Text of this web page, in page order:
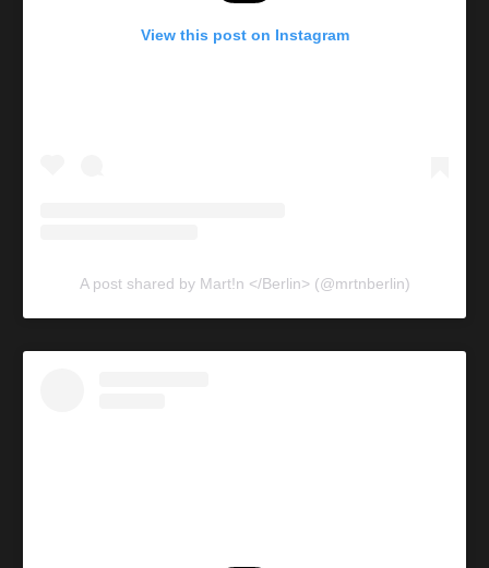
View this post on Instagram
A post shared by Mart!n </Berlin> (@mrtnberlin)